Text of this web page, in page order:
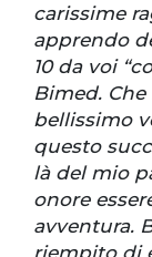
carissime
apprendo
10 da voi
Bimed.
bellissimo
questo
là del mio
onore
avventura.